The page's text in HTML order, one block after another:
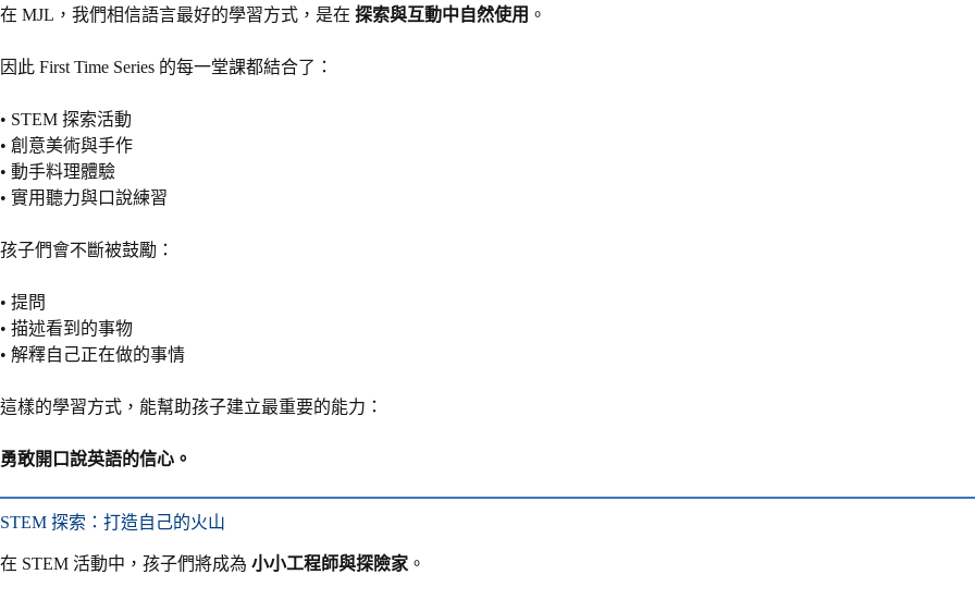
在 MJL，我們相信語言最好的學習方式，是在 探索與互動中自然使用 。
因此 First Time Series 的每一堂課都結合了：
• STEM 探索活動
• 創意美術與手作
• 動手料理體驗
• 實用聽力與口說練習
孩子們會不斷被鼓勵：
• 提問
• 描述看到的事物
• 解釋自己正在做的事情
這樣的學習方式，能幫助孩子建立最重要的能力：
勇敢開口說英語的信心。
STEM 探索：打造自己的火山
在 STEM 活動中，孩子們將成為 小小工程師與探險家 。